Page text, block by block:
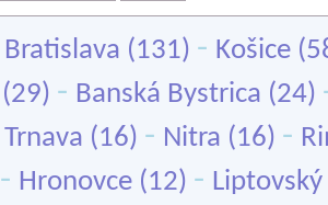
Bratislava (131) - Košice
(29) - Banská Bystrica (24)
Trnava (16) - Nitra (16) -
- Hronovce (12) -